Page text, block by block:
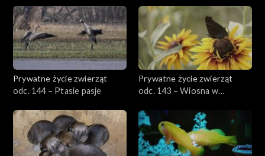
Prywatne życie zwierząt
odc. 144 – Ptasie pasje
Prywatne życie zwierząt
odc. 143 – Wiosna w